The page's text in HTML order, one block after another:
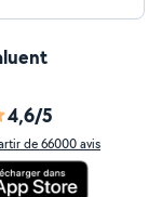
4,6/5
de 66000 avis